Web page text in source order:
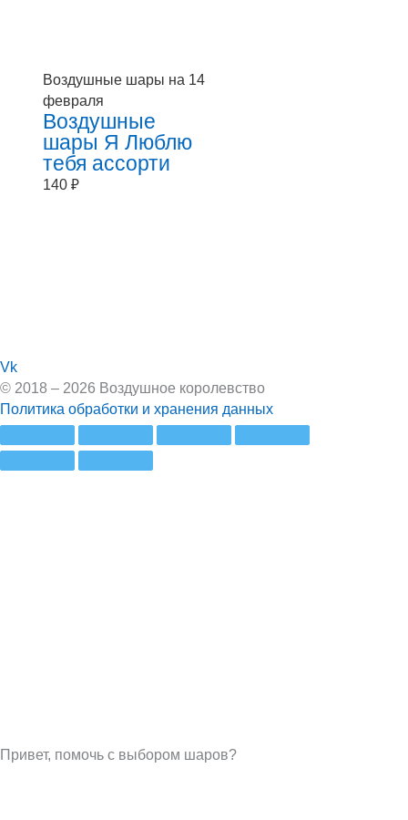
Воздушные шары на 14
февраля
Воздушные
шары Я Люблю
тебя ассорти
140 ₽
Vk
© 2018 – 2026 Воздушное королевство
Политика обработки и хранения данных
Привет, помочь с выбором шаров?